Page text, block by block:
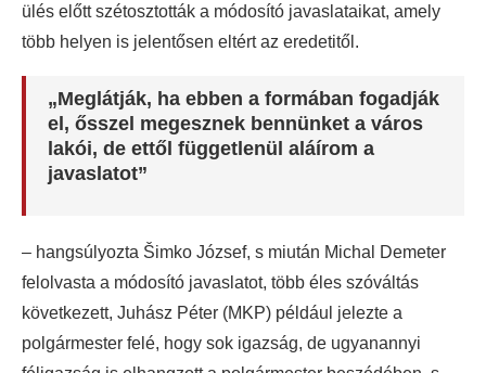
ülés előtt szétosztották a módosító javaslataikat, amely
több helyen is jelentősen eltért az eredetitől.
„Meglátják, ha ebben a formában fogadják
el, ősszel megesznek bennünket a város
lakói, de ettől függetlenül aláírom a
javaslatot”
– hangsúlyozta Šimko József, s miután Michal Demeter
felolvasta a módosító javaslatot, több éles szóváltás
következett, Juhász Péter (MKP) például jelezte a
polgármester felé, hogy sok igazság, de ugyanannyi